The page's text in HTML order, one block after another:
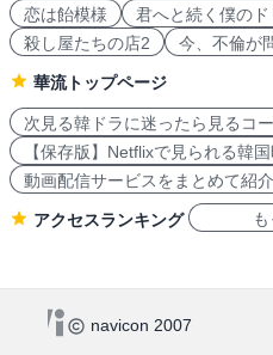
恋は飴模様
君へと続く僕のド
殺し屋たちの店2
今、不倫が
華流トップページ
次見る韓ドラに迷ったら見るコ
【保存版】Netflixで見られる韓
動画配信サービスをまとめて紹介
アクセスランキング もっ
navicon 2007